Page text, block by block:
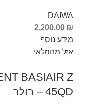
DAIWA
2,200.00 ₪
מידע נוסף
אזל מהמלאי
BASIAIR Z
45QD – רולר